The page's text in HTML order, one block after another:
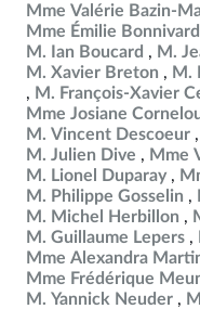
Mme Valérie Bazin-
Mme Émilie Bonnivard
M. Ian Boucard
M.
M. Xavier Breton
M.
M. François-Xavier
Mme Josiane
M. Vincent Descoeur
M. Julien Dive
Mme
M. Lionel Duparay
M. Philippe Gosselin
M. Michel Herbillon
M. Guillaume Lepers
Mme Alexandra
Mme Frédérique
M. Yannick Neuder